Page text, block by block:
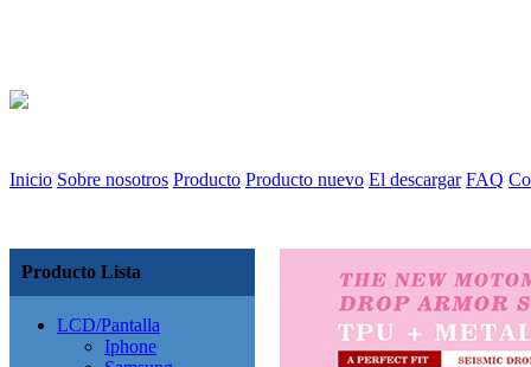
Inicio Sobre nosotros Producto Producto nuevo El descargar FAQ
Producto Lista
LCD/Pantalla
Iphone